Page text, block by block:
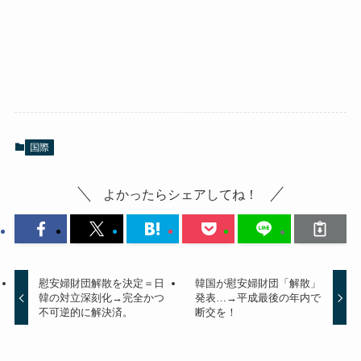
国際
よかったらシェアしてね！
慰安婦財団解散を決定＝日
韓の対立深刻化→完全かつ
不可逆的に解決済。
韓国が慰安婦財団「解散」
発表…→平成最後の年内で
断交を！